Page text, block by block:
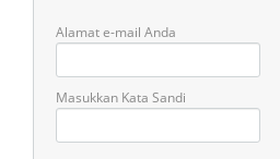
Alamat e-mail Anda
Masukkan Kata Sandi